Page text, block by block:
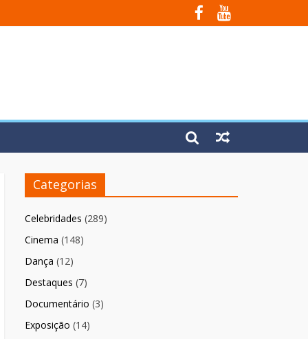
Categorias
Celebridades (289)
Cinema (148)
Dança (12)
Destaques (7)
Documentário (3)
Exposição (14)